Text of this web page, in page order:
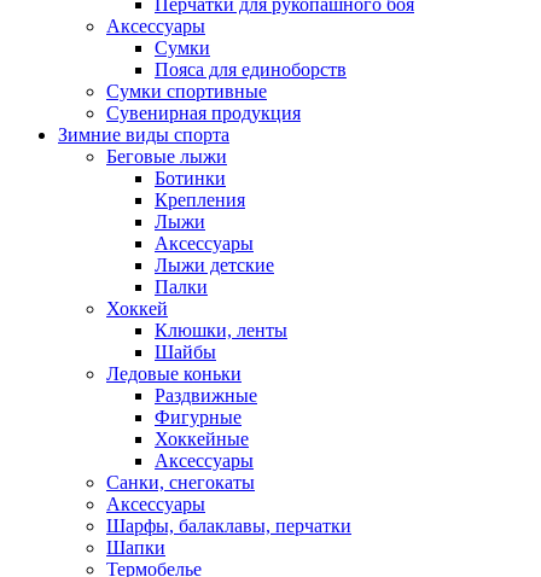
Перчатки для рукопашного боя
Аксессуары
Сумки
Пояса для единоборств
Сумки спортивные
Сувенирная продукция
Зимние виды спорта
Беговые лыжи
Ботинки
Крепления
Лыжи
Аксессуары
Лыжи детские
Палки
Хоккей
Клюшки, ленты
Шайбы
Ледовые коньки
Раздвижные
Фигурные
Хоккейные
Аксессуары
Санки, снегокаты
Аксессуары
Шарфы, балаклавы, перчатки
Шапки
Термобелье